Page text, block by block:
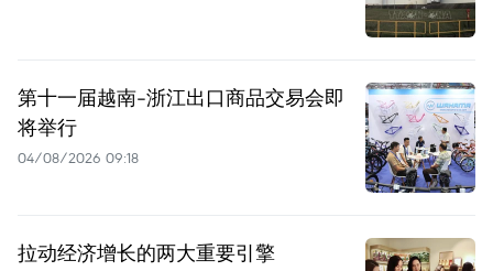
第十一届越南-浙江出口商品交易会即
将举行
04/08/2026 09:18
拉动经济增长的两大重要引擎